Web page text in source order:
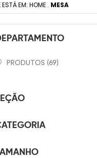
EM: HOME . MESA
PRODUTOS (69)